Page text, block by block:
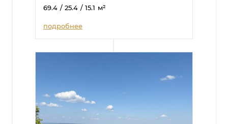
69.4 / 25.4 / 15.1 м²
подробнее